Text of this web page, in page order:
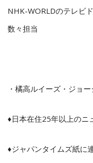
NHK-WORLDのテレビ
数々担当
・ 橘高ルイーズ・ジョ
♦日本在住25年以上のニ
♦ジャパンタイムズ紙に